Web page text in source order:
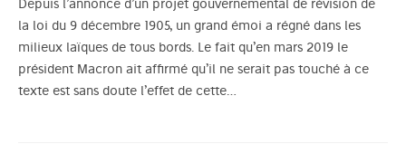
Depuis l’annonce d’un projet gouvernemental de révision de
la loi du 9 décembre 1905, un grand émoi a régné dans les
milieux laïques de tous bords. Le fait qu’en mars 2019 le
président Macron ait affirmé qu’il ne serait pas touché à ce
texte est sans doute l’effet de cette…